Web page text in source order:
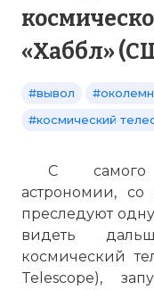
«Хаббл»
#вывол
#космический
С самого
астрономии, со
преследуют
видеть
космический
Telescope),